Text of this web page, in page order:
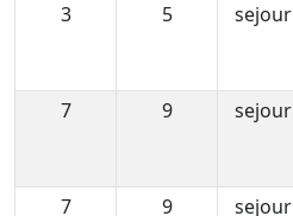
3
5 sejour
7
9 sejour
7
9 sejour